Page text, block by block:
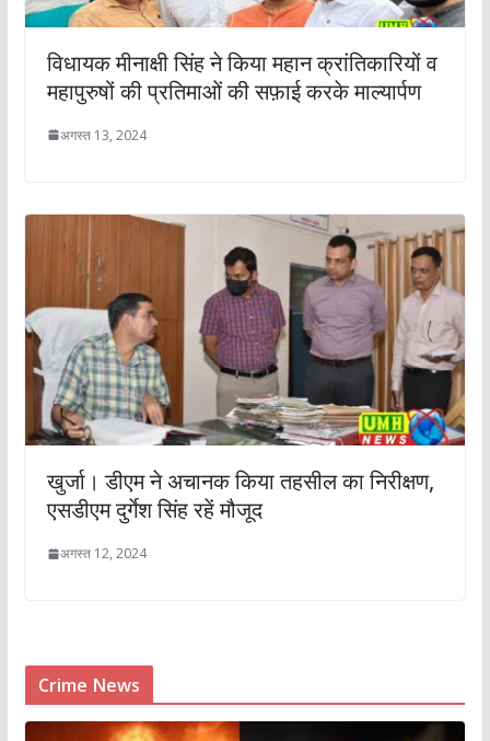
विधायक मीनाक्षी सिंह ने किया महान क्रांतिकारियों व
महापुरुषों की प्रतिमाओं की सफ़ाई करके माल्यार्पण
अगस्त 13, 2024
खुर्जा। डीएम ने अचानक किया तहसील का निरीक्षण,
एसडीएम दुर्गेश सिंह रहें मौजूद
अगस्त 12, 2024
Crime News